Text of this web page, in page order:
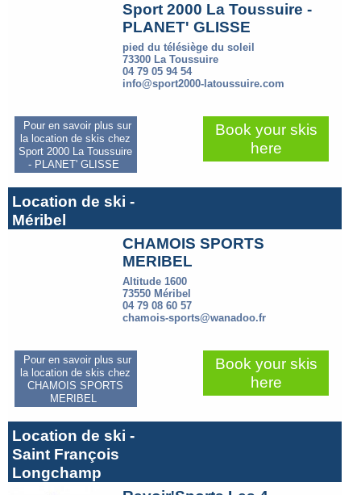
Sport 2000 La Toussuire -
PLANET' GLISSE
pied du télésiège du soleil
73300 La Toussuire
04 79 05 94 54
info@sport2000-latoussuire.com
Pour en savoir plus sur
la location de skis chez
Sport 2000 La Toussuire
- PLANET' GLISSE
Book your skis
here
Location de ski -
Méribel
CHAMOIS SPORTS
MERIBEL
Altitude 1600
73550 Méribel
04 79 08 60 57
chamois-sports@wanadoo.fr
Pour en savoir plus sur
la location de skis chez
CHAMOIS SPORTS
MERIBEL
Book your skis
here
Location de ski -
Saint François
Longchamp